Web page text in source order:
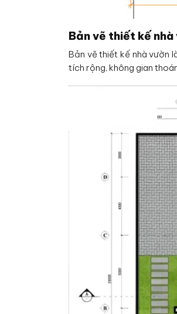
Bản vẽ thiết kế nhà
Bản vẽ thiết kế nhà vườn
tích rộng, không gian